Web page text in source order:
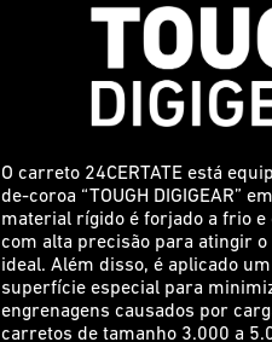
O carreto 24CERTATE está
de-coroa “TOUGH DIGIGEAR”
material rígido é forjado a frio e
com alta precisão para atingir
ideal. Além disso, é aplicado
superfície especial para
engrenagens causados por
carretos de tamanho 3.000 a